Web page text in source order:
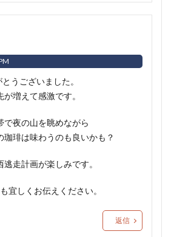
うございました。
増えて感激です。
で夜の山を眺めながら
珈琲は味わうのも良いかも？
走計画が楽しみです。
宜しくお伝えください。
返信